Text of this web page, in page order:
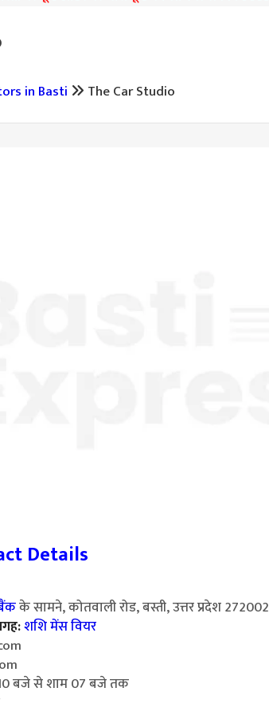
in Basti The Car Studio
Details
के सामने, कोतवाली रोड, बस्ती, उत्तर प्रदेश 272002
शशि मेंस वियर
बजे से शाम 07 बजे तक